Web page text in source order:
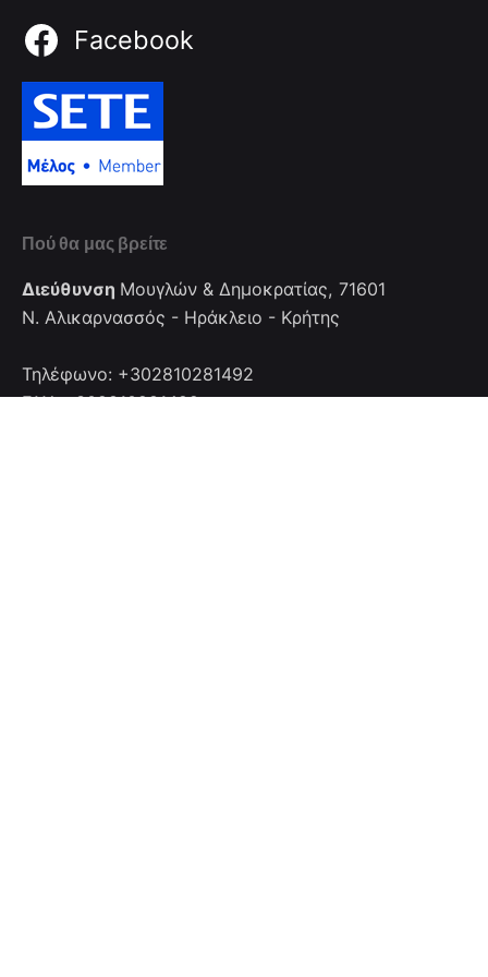
Facebook
Πού θα μας βρείτε
Διεύθυνση Μουγλών & Δημοκρατίας, 71601
Ν. Αλικαρνασσός - Ηράκλειο - Κρήτης
Τηλέφωνο: +302810281492
FAX: +302810281492